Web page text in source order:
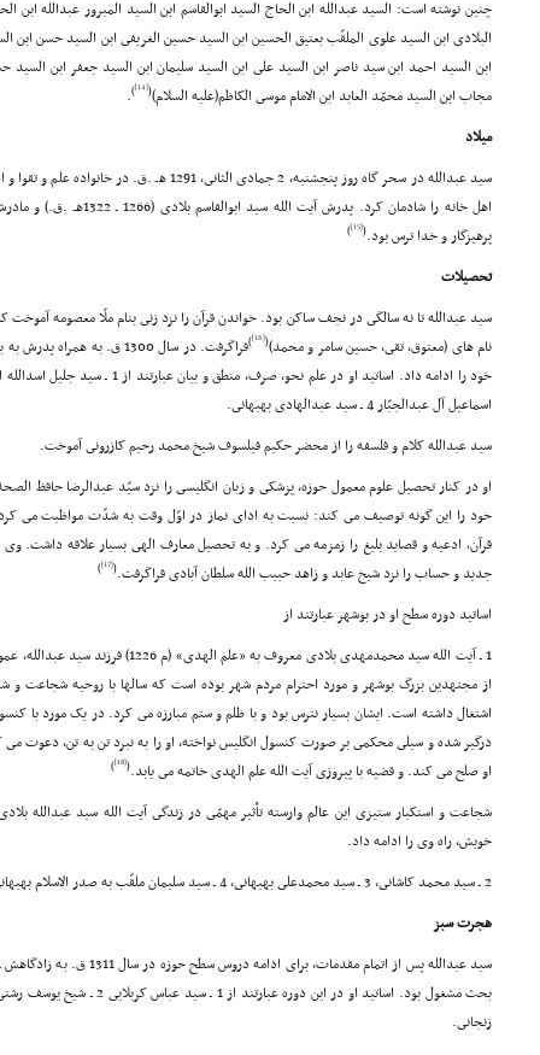
چنین نوشته است: السید عبدالله ابن الحاج السید ابوالقاسم ابن السید المبرور عبدالله
البلادى ابن السید علوى الملقّب بعتیق الحسین ابن السید حسین الغریفى ابن السید حسن ابن
ابن السید احمد ابن سید ناصر ابن السید على ابن السید سلیمان ابن السید جعفر ابن السید
مجاب ابن السید محمّد العابد ابن الامام موسى الکاظم(علیه السلام)(
[14]
)
.
میلاد
سید عبدالله در سحر گاه روز پنجشنبه، 2 جمادى
اهل خانه را شادمان کرد. پدرش
پرهیزگار و خدا ترس بود.(
[15]
)
تحصیلات
سید عبدالله تا نه سالگى در نجف ساکن بود. خواندن قرآن را نزد زنى بنام ملّا معصومه آموخت
نام هاى (معتوق، تقى، حسین سامر و محمد)(
[16]
) فراگرفت. در سال 1300 ق. به
اسماعیل آل عبدالجبّار 4 ـ سید عبدالهادى بهبهانى.
سید عبدالله کلام و فلسفه را از محضر حکیم فیلسوف شیخ محمد رحیم کازرونى آموخت.
او در کنار تحصیل علوم معمول حوزه، پزشکى و زبان انگلیسى را نزد سیّد عبدالرضا حافظ
خود را این گونه توصیف مى کند: نسبت به اداى نماز در اوّل وقت به شدّت مواظبت مى کرد
قرآن، ادعیه و قصاید بلیغ را زمزمه مى کرد. و به تحصیل معارف الهى بسیار علاقه داشت.
جدید و حساب را نزد شیخ عابد و زاهد حبیب الله سلطان آبادى فراگرفت.(
[17]
)
اساتید دوره سطح او در بوشهر عبارتند از
1 ـ آیت الله سید محمدمهدى بلادى معروف به
از مجتهدین بزرگ بوشهر و مورد احترام مردم شهر بوده است که سالها با روحیه شجاعت و
اشتغال داشته است. ایشان بسیار نترس بود و با ظلم و ستم مبارزه مى کرد. در یک مورد با
درگیر شده و سیلى محکمى بر صورت کنسول انگلیس نواخته، او را به نبرد تن به تن، دعوت
او صلح مى کند. و قضیه با پیروزى آیت الله علم الهدى خاتمه مى یابد.(
[18]
)
شجاعت و استکبار ستیزى این عالم وارسته تأثیر مهمّى در زندگى آیت الله سید عبدالله
خویش، راه وى را ادامه داد.
2 ـ سید محمد کاشانى، 3 ـ سید محمدعلى بهبهانى، 4 ـ سید سلیمان ملقّب به صدر الاسلام بهبهانى
هجرت سبز
سید عبدالله پس از اتمام
زنجانى.